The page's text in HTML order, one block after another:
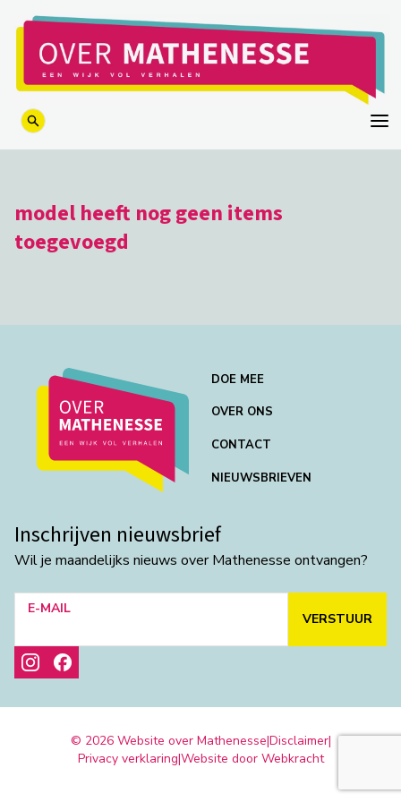
model heeft nog geen items
toegevoegd
DOE MEE
OVER ONS
CONTACT
NIEUWSBRIEVEN
Inschrijven nieuwsbrief
Wil je maandelijks nieuws over Mathenesse ontvangen?
E-MAIL
VERSTUUR
© 2026 Website over Mathenesse|Disclaimer|
Privacy verklaring|Website door Webkracht